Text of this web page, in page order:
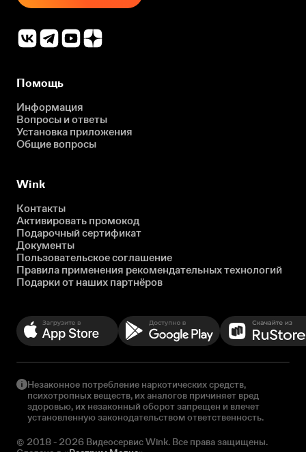
Помощь
Информация
Вопросы и ответы
Установка приложения
Общие вопросы
Wink
Контакты
Активировать промокод
Подарочный сертификат
Документы
Пользовательское соглашение
Правила применения рекомендательных технологий
Подарки от наших партнёров
Незаконное потребление наркотических средств,
психотропных веществ, их аналогов причиняет вред
здоровью, их незаконный оборот запрещен и влечет
установленную законодательством ответственность.
© 2018 - 2026 Видеосервис Wink. Все права защищены.